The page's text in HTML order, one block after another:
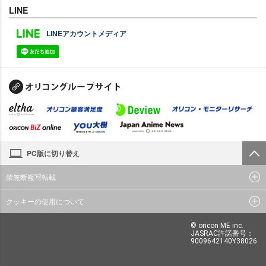
LINE
LINEアカウントメディア
PC版に切り替え
禁無断複写転載
クッキーの使用について
© oricon ME inc.
JASRAC許諾番号：
9009642140Y38026